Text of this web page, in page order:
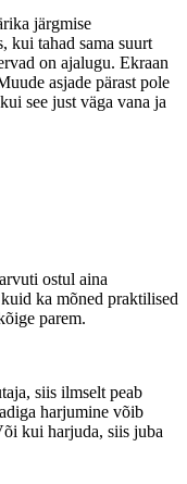
järgmise
kui tahad sama suurt
on ajalugu. Ekraan
asjade pärast pole
see just väga vana ja
ostul aina
ka mõned praktilised
parem.
siis ilmselt peab
harjumine võib
kui harjuda, siis juba